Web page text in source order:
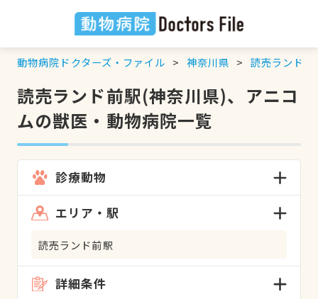
動物病院ドクターズ・ファイル 神奈川県 読売ランド前
読売ランド前駅(神奈川県)、アニコ
ムの獣医・動物病院一覧
診療動物
エリア・駅
読売ランド前駅
詳細条件